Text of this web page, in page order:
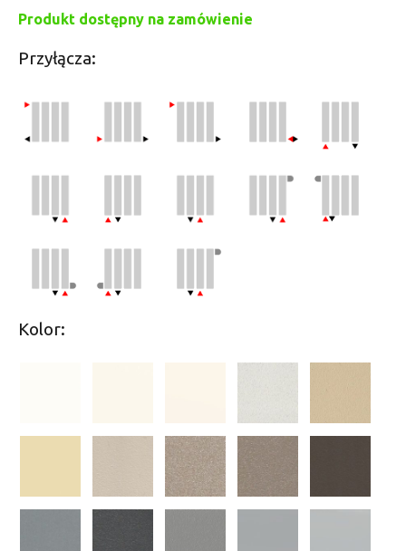
Produkt dostępny na zamówienie
Przyłącza:
Kolor: